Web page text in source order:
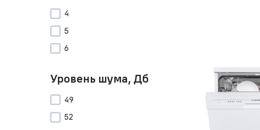
4
5
6
Уровень шума, Дб
49
52